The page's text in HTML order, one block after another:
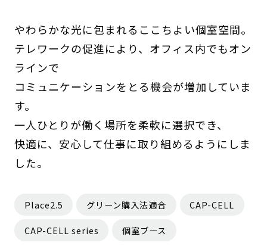
やわらかな光に包まれるここちよい個室空間。
テレワークの促進により、オフィス内でもオン
ラインで
コミュニケーションをとる機会が増加していま
す。
一人ひとりが働く場所を柔軟に選択でき、
快適に、安心して仕事に取り組めるようにしま
した。
Place2.5 グリーン購入法適合 CAP-CELL
CAP-CELL series 個室ブース